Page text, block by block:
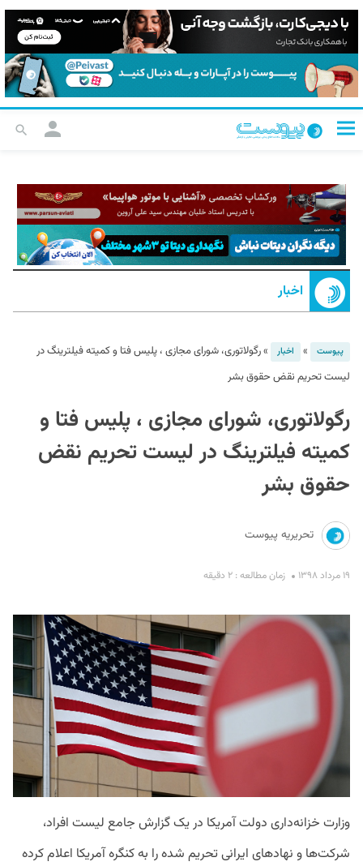
اخبار
پیوست » اخبار »رگولاتوری، شورای مجازی ، پلیس فتا و کمیته فیلترینگ در
لیست تحریم نقض حقوق بشر
رگولاتوری، شورای مجازی ، پلیس فتا و
کمیته فیلترینگ در لیست تحریم نقض
حقوق بشر
تحریریه پیوست
۱۹ مرداد ۱۳۹۸ زمان مطالعه : ۲ دقیقه
وزارت خزانه‌داری دولت آمریکا در یک گزارش جامع لیست افراد،
شرکت‌ها و نهادهای ایرانی تحریم شده را به کنگره آمریکا اعلام کرده